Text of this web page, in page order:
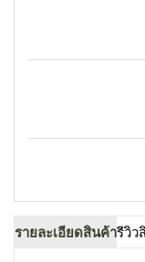
รายละเอียดสินค้ารีวิว